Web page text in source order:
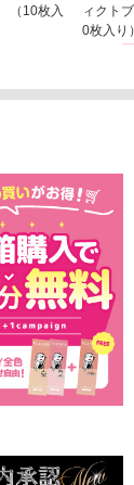
（10枚入
ィクト
0枚入り